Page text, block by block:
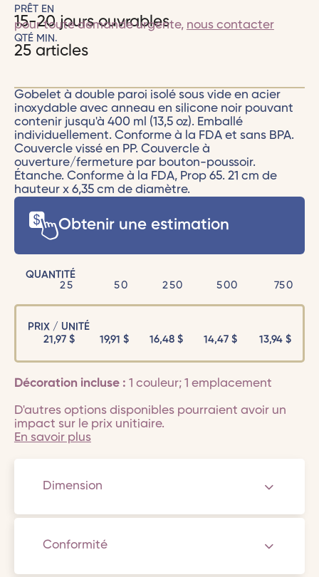
PRÊT EN
15-20 jours ouvrables
pour toute demande urgente, nous contacter
QTÉ MIN.
25 articles
Gobelet à double paroi isolé sous vide en acier
inoxydable avec anneau en silicone noir pouvant
contenir jusqu'à 400 ml (13,5 oz). Emballé
individuellement. Conforme à la FDA et sans BPA.
Couvercle vissé en PP. Couvercle à
ouverture/fermeture par bouton-poussoir.
Étanche. Conforme à la FDA, Prop 65. 21 cm de
hauteur x 6,35 cm de diamètre.
Obtenir une estimation
QUANTITÉ
25
50 250 500 750
PRIX / UNITÉ
21,97 $ 19,91 $ 16,48$ 14,47$ 13,94$
Décoration incluse : 1 couleur; 1 emplacement
D'autres options disponibles pourraient avoir un
impact sur le prix unitiaire.
En savoir plus
Dimension
Conformité